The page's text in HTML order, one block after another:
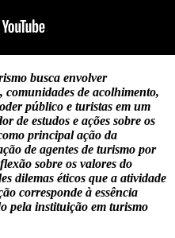
busca envolver
comunidades de acolhimento,
público e turistas em um
de estudos e ações sobre os
principal ação da
de agentes de turismo por
sobre os valores do
dilemas éticos que a atividade
corresponde à essência
pela instituição em turismo